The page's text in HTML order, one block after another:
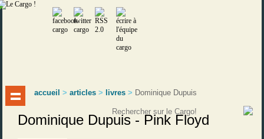
accueil >articles > livres > Dominique Dupuis
Dominique Dupuis - Pink Floyd